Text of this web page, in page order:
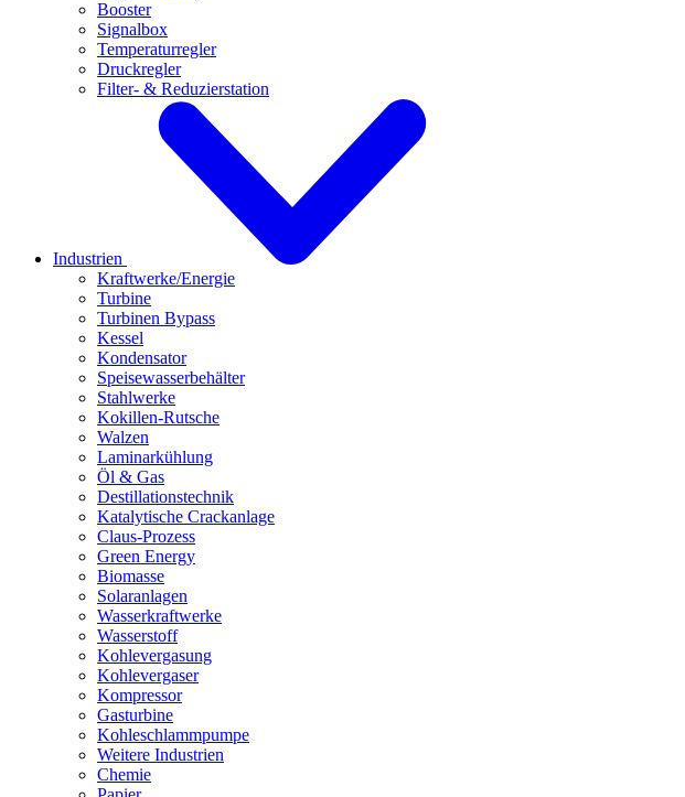
Booster
Signalbox
Temperaturregler
Druckregler
Filter- & Reduzierstation
Industrien
Kraftwerke/Energie
Turbine
Turbinen Bypass
Kessel
Kondensator
Speisewasserbehälter
Stahlwerke
Kokillen-Rutsche
Walzen
Laminarkühlung
Öl & Gas
Destillationstechnik
Katalytische Crackanlage
Claus-Prozess
Green Energy
Biomasse
Solaranlagen
Wasserkraftwerke
Wasserstoff
Kohlevergasung
Kohlevergaser
Kompressor
Gasturbine
Kohleschlammpumpe
Weitere Industrien
Chemie